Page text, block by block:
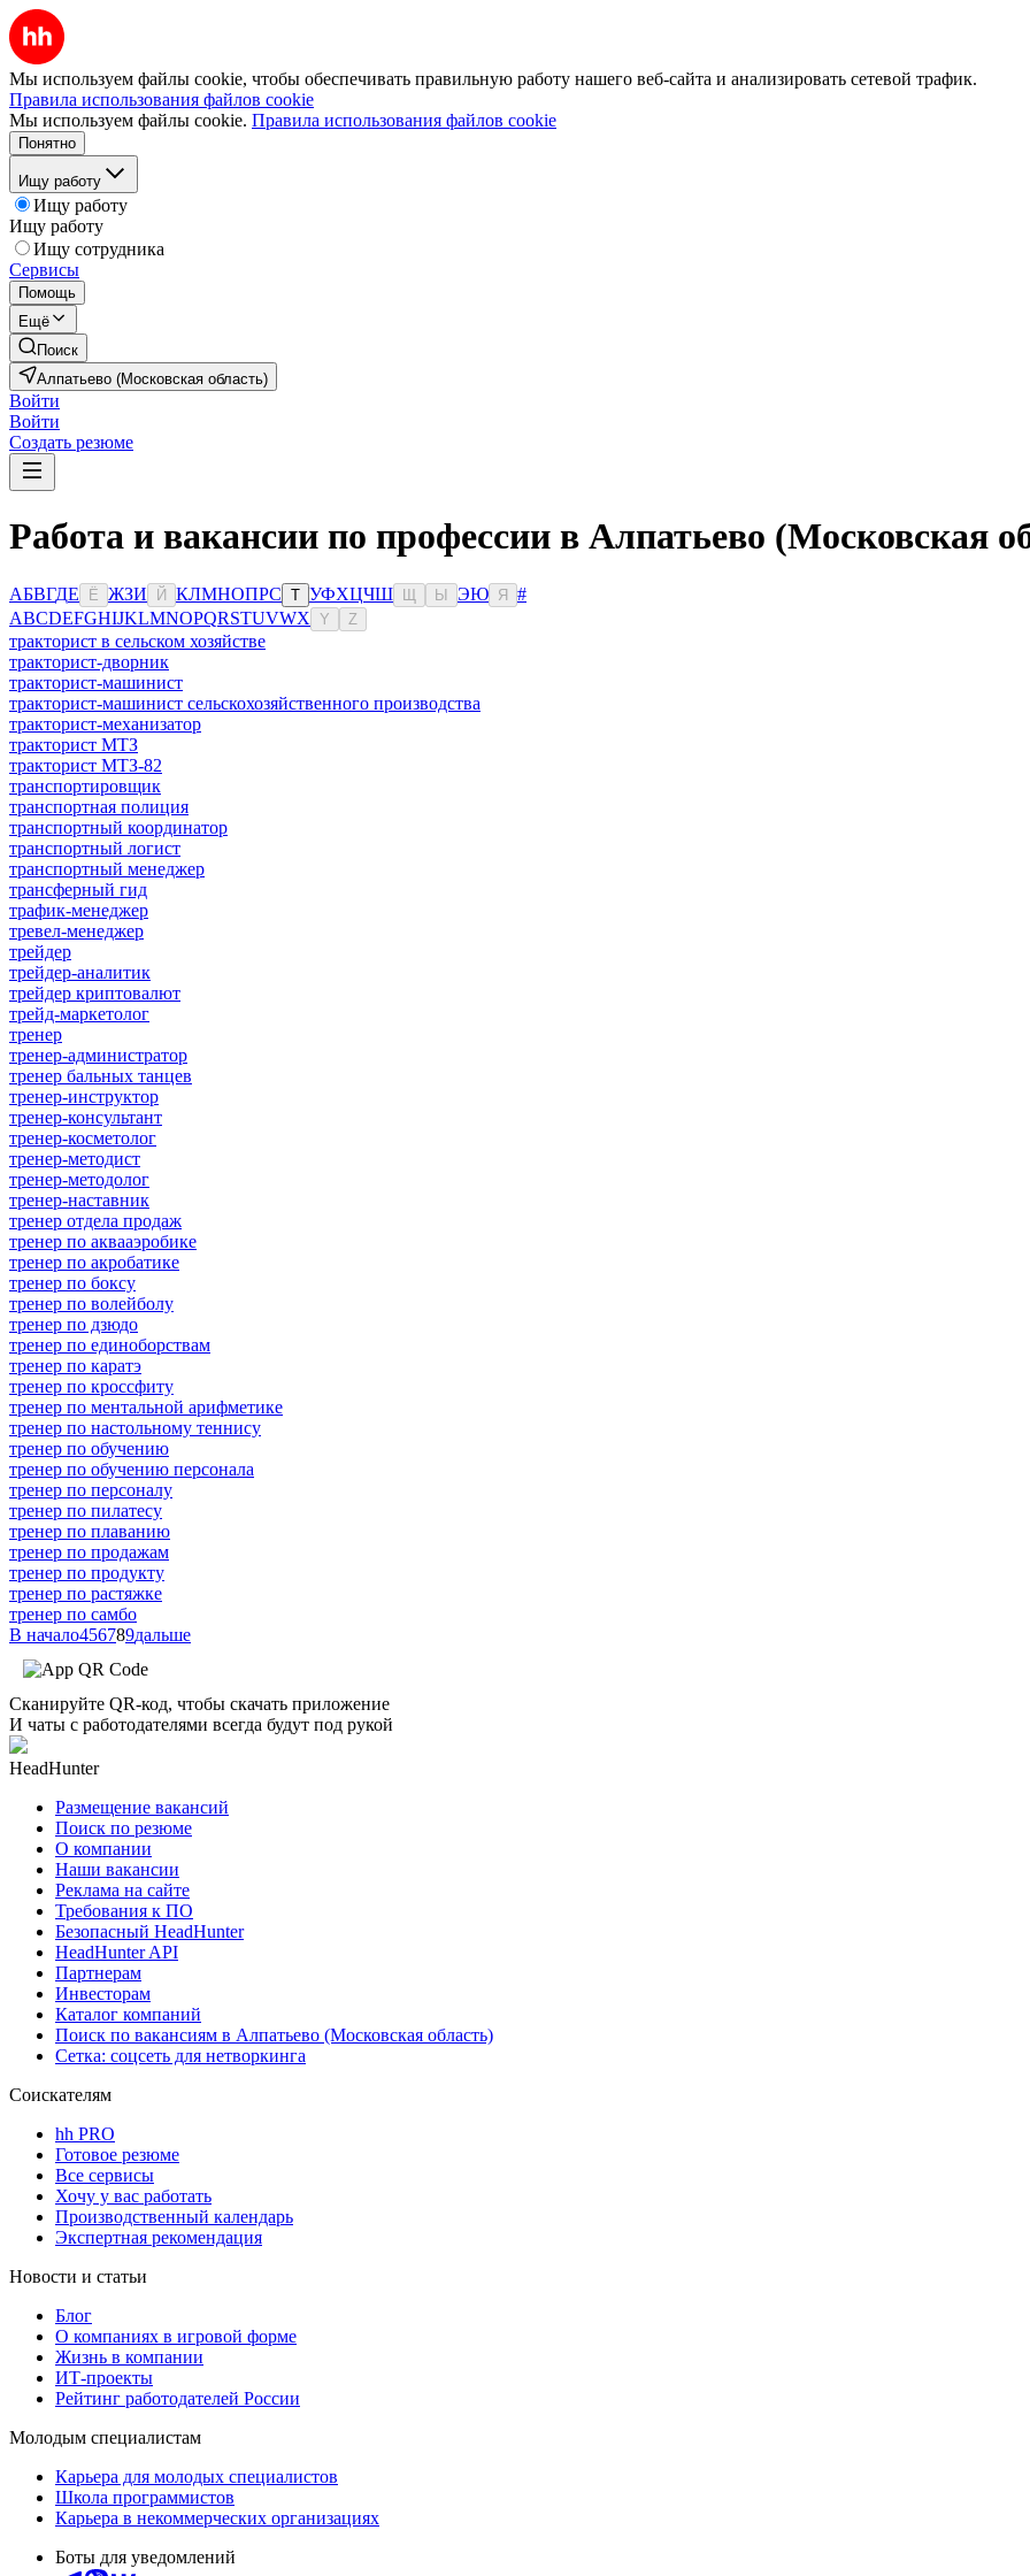
Мы используем файлы cookie, чтобы обеспечивать правильную работу нашего веб-сайта и анализировать сетевой трафик.
Правила использования файлов cookie
Мы используем файлы cookie. Правила использования файлов cookie
Понятно
Ищу работу
Ищу работу
Ищу работу
Ищу сотрудника
Сервисы
Помощь
Ещё
Поиск
Алпатьево (Московская область)
Войти
Войти
Создать резюме
Работа и вакансии по профессии в Алпатьево (Московская
АБВГДЕ Ё ЖЗИ Й КЛМНОПРС Т УФХЦЧШ Ы ЭЮ Я
#
ABCDEFGHIJKLMNOPQRSTUVWX Y Z
тракторист в сельском хозяйстве
тракторист-дворник
тракторист-машинист
тракторист-машинист сельскохозяйственного производства
тракторист-механизатор
тракторист МТЗ
тракторист МТЗ-82
транспортировщик
транспортная полиция
транспортный координатор
транспортный логист
транспортный менеджер
трансферный гид
трафик-менеджер
тревел-менеджер
трейдер
трейдер-аналитик
трейдер криптовалют
трейд-маркетолог
тренер
тренер-администратор
тренер бальных танцев
тренер-инструктор
тренер-консультант
тренер-косметолог
тренер-методист
тренер-методолог
тренер-наставник
тренер отдела продаж
тренер по аквааэробике
тренер по акробатике
тренер по боксу
тренер по волейболу
тренер по дзюдо
тренер по единоборствам
тренер по каратэ
тренер по кроссфиту
тренер по ментальной арифметике
тренер по настольному теннису
тренер по обучению
тренер по обучению персонала
тренер по персоналу
тренер по пилатесу
тренер по плаванию
тренер по продажам
тренер по продукту
тренер по растяжке
тренер по самбо
В начало456789дальше
Сканируйте QR-код, чтобы скачать приложение
И чаты с работодателями всегда будут под рукой
HeadHunter
Размещение вакансий
Поиск по резюме
О компании
Наши вакансии
Реклама на сайте
Требования к ПО
Безопасный HeadHunter
HeadHunter API
Партнерам
Инвесторам
Каталог компаний
Поиск по вакансиям в Алпатьево (Московская область)
Сетка: соцсеть для нетворкинга
Соискателям
hh PRO
Готовое резюме
Все сервисы
Хочу у вас работать
Производственный календарь
Экспертная рекомендация
Новости и статьи
Блог
О компаниях в игровой форме
Жизнь в компании
ИТ-проекты
Рейтинг работодателей России
Молодым специалистам
Карьера для молодых специалистов
Школа программистов
Карьера в некоммерческих организациях
Боты для уведомлений